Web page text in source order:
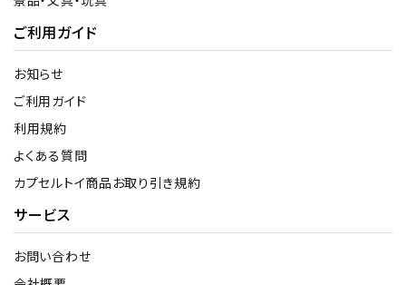
ご利用ガイド
お知らせ
ご利用ガイド
利用規約
よくある質問
カプセルトイ商品お取り引き規約
サービス
お問い合わせ